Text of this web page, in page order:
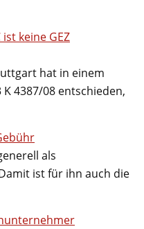
keine GEZ
hat in einem
K 4387/08 entschieden,
als
ist für ihn auch die